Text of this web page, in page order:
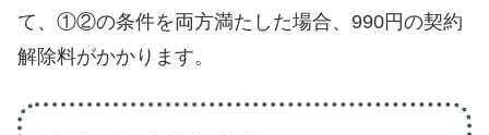
て、①②の条件を両方満たした場合、990円の契約
解除料がかかります。